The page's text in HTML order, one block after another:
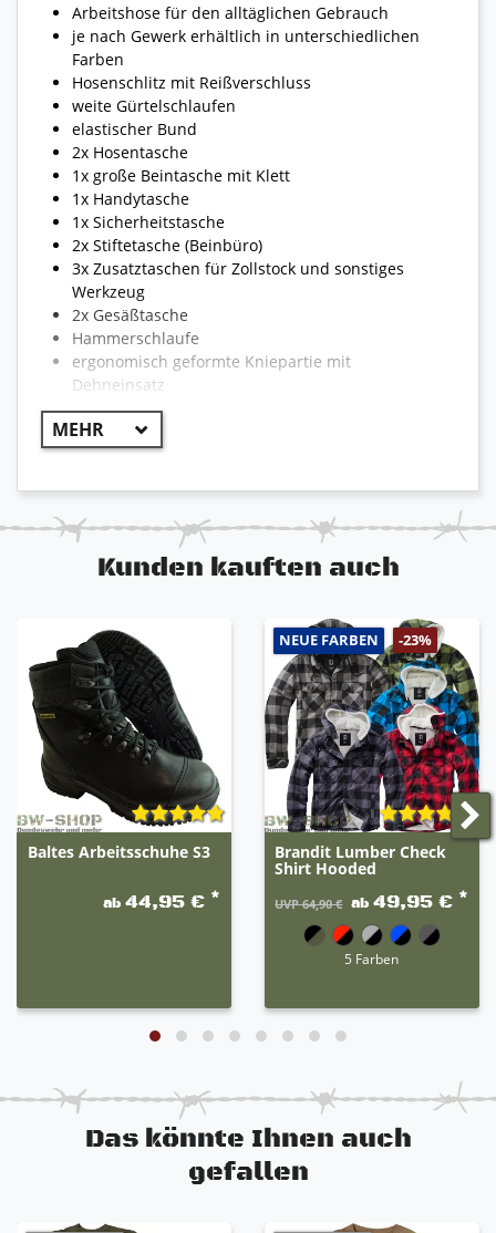
Arbeitshose für den alltäglichen Gebrauch
je nach Gewerk erhältlich in unterschiedlichen
Farben
Hosenschlitz mit Reißverschluss
weite Gürtelschlaufen
elastischer Bund
2x Hosentasche
1x große Beintasche mit Klett
1x Handytasche
1x Sicherheitstasche
2x Stiftetasche (Beinbüro)
3x Zusatztaschen für Zollstock und sonstiges
Werkzeug
2x Gesäßtasche
Hammerschlaufe
ergonomisch geformte Kniepartie mit
Dehneinsatz
Kniepolstertaschen mit Klett
sichtbares Engelbert Strauss Logo
Reflexstreifen für optimale Sichtbarkeit
!! WICHTIG !!
Bekleidung teilweise von dem hier beschriebenen
abweichen. Die Modelle können unterschiedlich sein
und somit auch unterschiedliche Eigenschaften der
jeweiligen Artikel. Die erste Farbe ist der Hauptteil
der Hose. Beispiel: grau-schwarz 80% grau / 20%
schwarz.
Kunden kauften auch
Baltes Arbeitsschuhe S3
ab44,95 € *
NEUE FARBEN -23%
Brandit Lumber Check
Shirt Hooded
UVP 64,90 € ab 49,95 € *
5 Farben
Das könnte Ihnen auch
gefallen